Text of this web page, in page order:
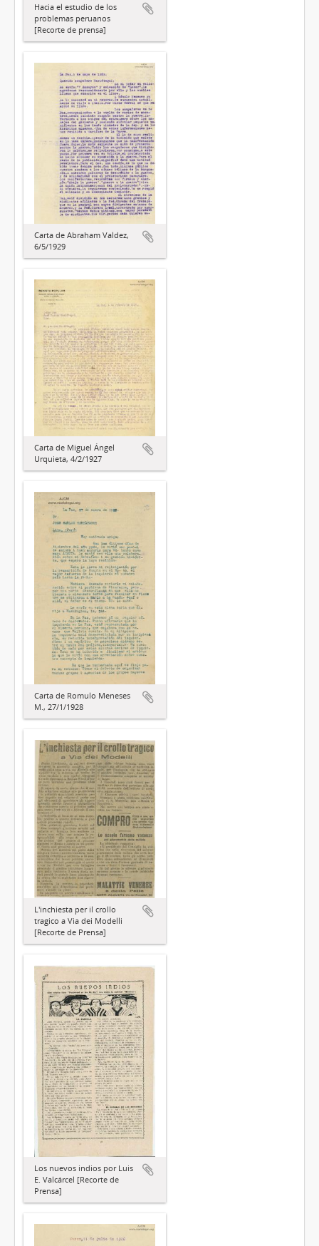
Hacia el estudio de los
problemas peruanos
[Recorte de prensa]
Carta de Abraham Valdez,
6/5/1929
Carta de Miguel Ángel
Urquieta, 4/2/1927
Carta de Romulo Meneses
M., 27/1/1928
L'inchiesta per il crollo
tragico a Via dei Modelli
[Recorte de Prensa]
Los nuevos indios por Luis
E. Valcárcel [Recorte de
Prensa]